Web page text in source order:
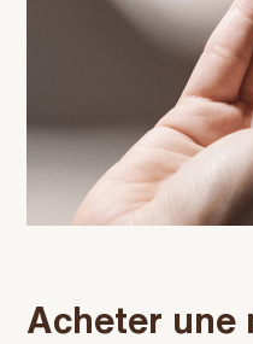
Acheter une